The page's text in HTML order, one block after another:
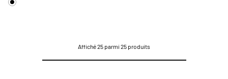
Affiché 25 parmi 25 produits